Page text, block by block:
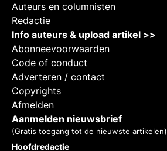
Auteurs en columnisten
Redactie
Info auteurs & upload artikel >>
Abonneevoorwaarden
Code of conduct
Adverteren / contact
Copyrights
Afmelden
Aanmelden nieuwsbrief
(Gratis toegang tot de nieuwste artikelen)
Hoofdredactie